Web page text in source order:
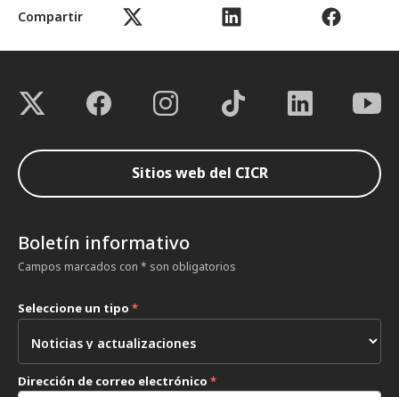
Compartir
Sitios web del CICR
Boletín informativo
Campos marcados con * son obligatorios
Seleccione un tipo *
Dirección de correo electrónico *